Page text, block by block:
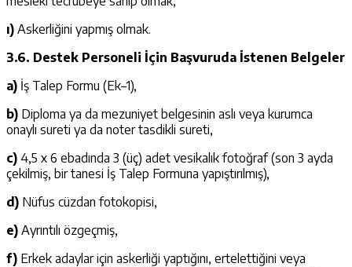
ı) Askerliğini yapmış olmak.
3.6. Destek Personeli İçin Başvuruda İstenen Belgeler
a) İş Talep Formu (Ek–1),
b) Diploma ya da mezuniyet belgesinin aslı veya kurumca
onaylı sureti ya da noter tasdikli sureti,
c) 4,5 x 6 ebadında 3 (üç) adet vesikalık fotoğraf (son 3 ayda
çekilmiş, bir tanesi İş Talep Formuna yapıştırılmış),
d) Nüfus cüzdan fotokopisi,
e) Ayrıntılı özgeçmiş,
f) Erkek adaylar için askerliği yaptığını, ertelettiğini veya